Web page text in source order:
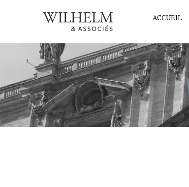
ACCUEIL